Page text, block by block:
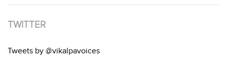
TWITTER
Tweets by @vikalpavoices